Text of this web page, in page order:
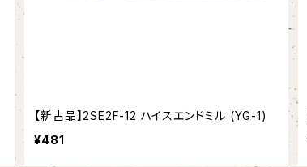
【新古品】2SE2F-12 ハイスエンドミル (YG-1)
¥481